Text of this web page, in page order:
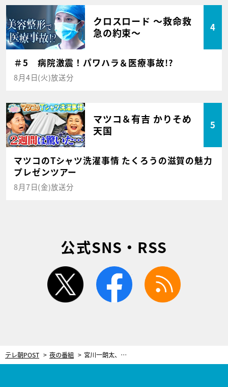
クロスロード ～救命救
急の約束～
4
＃5 病院激震！パワハラ＆医療事故!?
8月4日(火)放送分
マツコ＆有吉 かりそめ
天国
5
マツコのTシャツ洗濯事情 たくろうの滋賀の魅力
プレゼンツアー
8月7日(金)放送分
公式SNS・RSS
twitter facebook
テレ朝POST 夜の番組 宮川一朗太、「人が住んでる形跡すらない」極寒の地に住む日本人女性を探す